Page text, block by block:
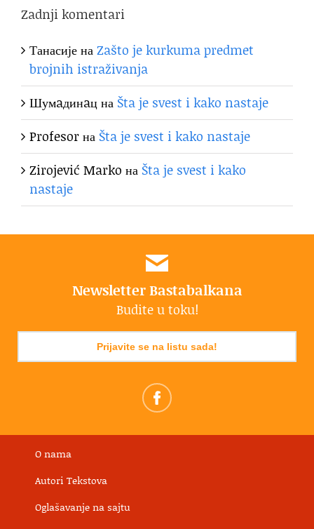
Zadnji komentari
ТанасијенаZašto je kurkuma predmet
brojnih istraživanja
Шумaдинaцна Šta je svest i kako nastaje
Profesorна Šta je svest i kako nastaje
Zirojević Marko на Šta je svest i kako
nastaje
Newsletter Bastabalkana
Budite u toku!
Prijavite se na listu sada!
O nama
Autori Tekstova
Oglašavanje na sajtu